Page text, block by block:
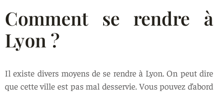
Comment se rendre à
Lyon ?
Il existe divers moyens de se rendre à Lyon. On peut dire
que cette ville est pas mal desservie. Vous pouvez d’abord